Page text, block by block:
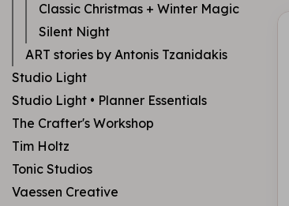
Classic Christmas + Winter Magic
Silent Night
ART stories by Antonis Tzanidakis
Studio Light
Studio Light • Planner Essentials
The Crafter's Workshop
Tim Holtz
Tonic Studios
Vaessen Creative